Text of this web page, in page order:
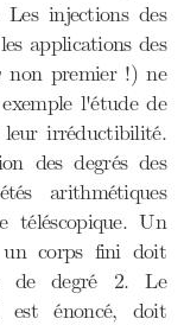
injections des
applications des
non premier !) ne
l'étude de
leur irréductibilité.
des degrés des
arithmétiques
téléscopique. Un
un corps fini doit
de degré 2. Le
énoncé, doit